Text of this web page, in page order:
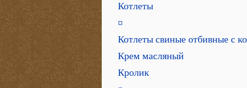
Котлеты
¤
Котлеты свиные отбивные с
Крем масляный
Кролик